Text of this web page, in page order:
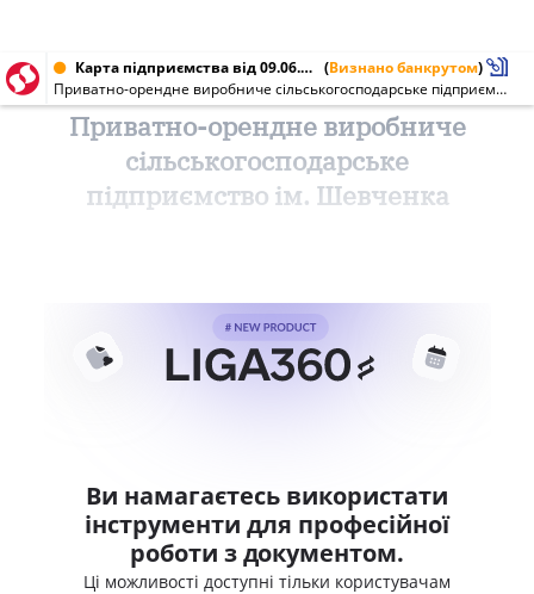
Карта підприємства від 09.06.2006 № 03764933 (Визнано банкрутом)
Приватно-орендне виробниче сільськогосподарське підприємство ім. Шевченка
Приватно-орендне виробниче
сільськогосподарське
підприємство ім. Шевченка
Ви намагаєтесь використати
інструменти для професійної
роботи з документом.
Ці можливості доступні тільки користувачам